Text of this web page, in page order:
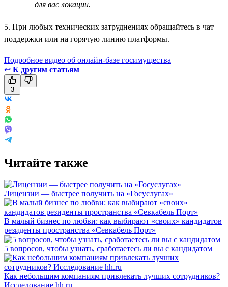
для вас локации.
5. При любых технических затруднениях обращайтесь в чат
поддержки или на горячую линию платформы.
Подробное видео об онлайн-базе госимущества
↩ К другим статьям
3
Читайте также
Лицензии — быстрее получить на «Госуслугах»
В малый бизнес по любви: как выбирают «своих» кандидатов
резиденты пространства «Севкабель Порт»
5 вопросов, чтобы узнать, сработаетесь ли вы с кандидатом
Как небольшим компаниям привлекать лучших сотрудников?
Исследование hh.ru